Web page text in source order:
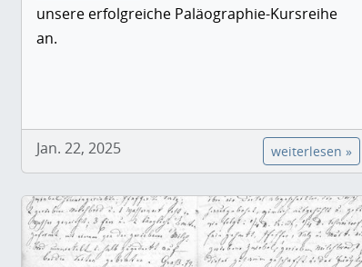
unsere erfolgreiche Paläographie-Kursreihe
an.
Jan. 22, 2025 weiterlesen »